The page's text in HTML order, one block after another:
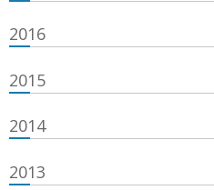
2016
2015
2014
2013